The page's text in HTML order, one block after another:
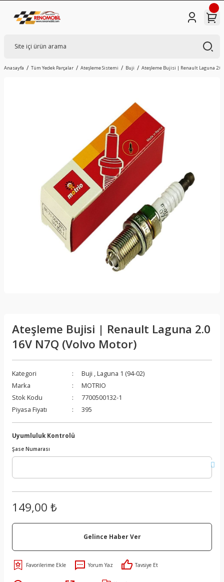
Anasayfa Tüm Yedek Parçalar Ateşleme Sistemi Buji Ateşleme Bujisi | Renault Laguna 2.0
Ateşleme Bujisi | Renault Laguna 2.0
16V N7Q (Volvo Motor)
Kategori Buji ,Laguna 1 (94-02)
Marka
MOTRIO
Stok Kodu
7700500132-1
Piyasa Fiyatı
395
Uyumluluk Kontrolü
Şase Numarası
149,00 ₺
Gelince Haber Ver
Yorum Yaz Tavsiye Et